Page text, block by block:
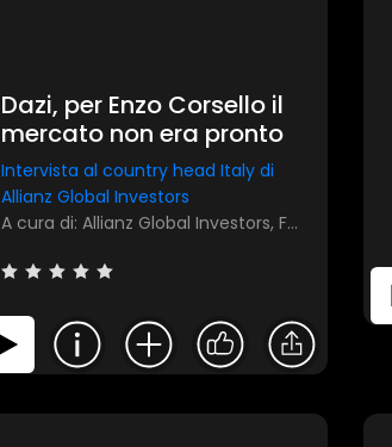
Dazi, per Enzo Corsello il
mercato non era pronto
Intervista al country head Italy di
Allianz Global Investors
A cura di: Allianz Global Investors, FocusRisparmio